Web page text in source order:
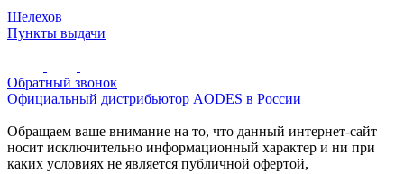
Шелехов
Пункты выдачи
Обратный звонок
Официальный дистрибьютор AODES в России
Обращаем ваше внимание на то, что данный интернет-сайт
носит исключительно информационный характер и ни при
каких условиях не является публичной офертой,